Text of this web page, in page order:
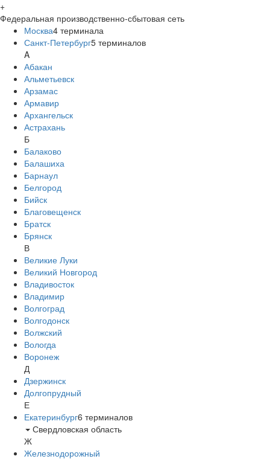
+
Федеральная производственно-сбытовая сеть
Москва4 терминала
Санкт-Петербург5 терминалов
A
Абакан
Альметьевск
Арзамас
Армавир
Архангельск
Астрахань
Б
Балаково
Балашиха
Барнаул
Белгород
Бийск
Благовещенск
Братск
Брянск
В
Великие Луки
Великий Новгород
Владивосток
Владимир
Волгоград
Волгодонск
Волжский
Вологда
Воронеж
Д
Дзержинск
Долгопрудный
Е
Екатеринбург6 терминалов
Свердловская область
Ж
Железнодорожный